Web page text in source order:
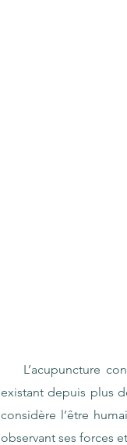
L’acupuncture
existant depuis plus
considère l’être
observant ses forces